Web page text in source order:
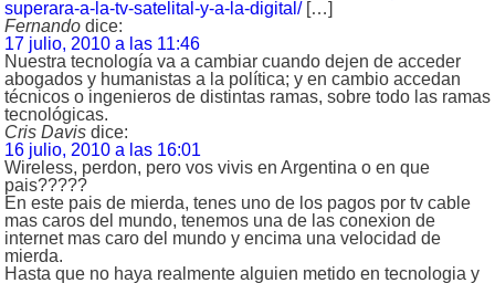
superara-a-la-tv-satelital-y-a-la-digital/[…]
Fernando dice:
17 julio, 2010 a las 11:46
Nuestra tecnología va a cambiar cuando dejen de acceder
abogados y humanistas a la política; y en cambio accedan
técnicos o ingenieros de distintas ramas, sobre todo las ramas
tecnológicas.
Cris Davis dice:
16 julio, 2010 a las 16:01
Wireless, perdon, pero vos vivis en Argentina o en que
pais?????
En este pais de mierda, tenes uno de los pagos por tv cable
mas caros del mundo, tenemos una de las conexion de
internet mas caro del mundo y encima una velocidad de
mierda.
Hasta que no haya realmente alguien metido en tecnologia y